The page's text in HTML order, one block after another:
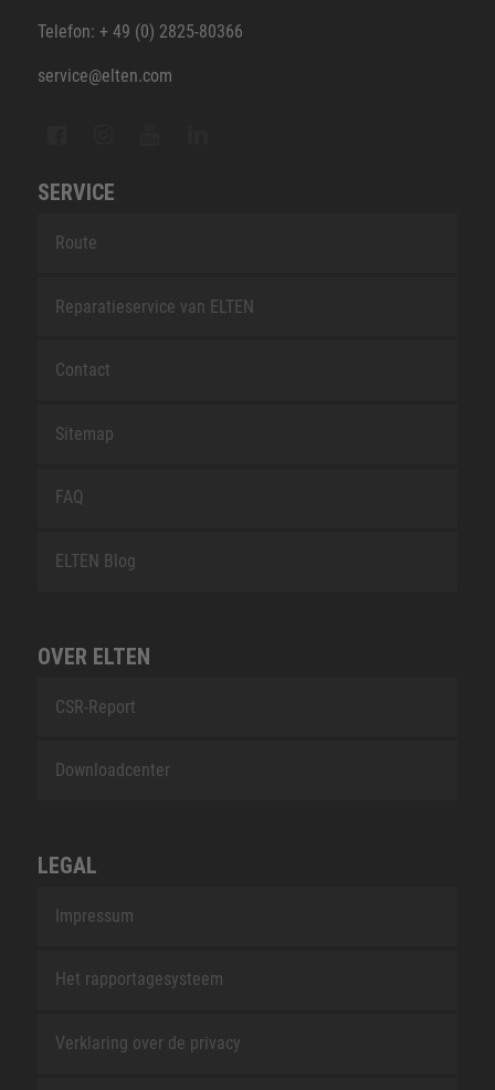
Telefon: + 49 (0) 2825-80366
service@elten.com
SERVICE
Route
Reparatieservice van ELTEN
Contact
Sitemap
FAQ
ELTEN Blog
OVER ELTEN
CSR-Report
Downloadcenter
LEGAL
Impressum
Het rapportagesysteem
Verklaring over de privacy